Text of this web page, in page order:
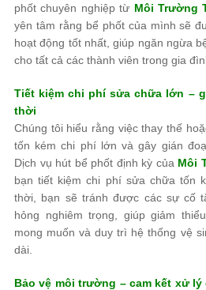
phốt chuyên nghiệp từ Môi Trường
yên tâm rằng bể phốt của mình sẽ
hoạt động tốt nhất, giúp ngăn ngừa
cho tất cả các thành viên trong gia
Tiết kiệm chi phí sửa chữa lớn –
thời
Chúng tôi hiểu rằng việc thay thế
tốn kém chi phí lớn và gây gián
Dịch vụ hút bể phốt định kỳ của Môi
bạn tiết kiệm chi phí sửa chữa tốn
thời, bạn sẽ tránh được các sự cố
hỏng nghiêm trọng, giúp giảm
mong muốn và duy trì hệ thống vệ
dài.
Bảo vệ môi trường – cam kết xử